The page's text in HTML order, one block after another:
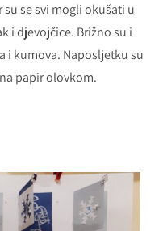
se svi mogli okušati u
i djevojčice. Brižno su i
i kumova. Naposljetku su
papir olovkom.